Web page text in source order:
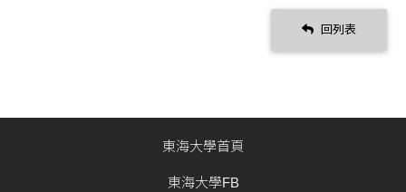
回列表
東海大學首頁
東海大學FB